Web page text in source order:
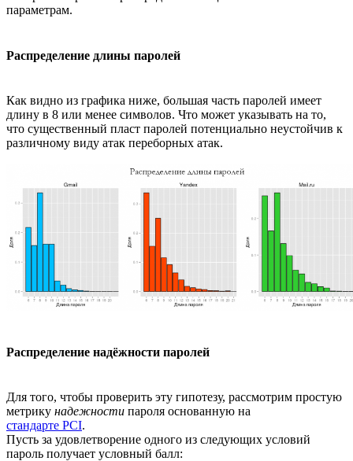
параметрам.
Распределение длины паролей
Как видно из графика ниже, большая часть паролей имеет
длину в 8 или менее символов. Что может указывать на то,
что существенный пласт паролей потенциально неустойчив к
различному виду атак переборных атак.
Распределение надёжности паролей
Для того, чтобы проверить эту гипотезу, рассмотрим простую
метрику надежности пароля основанную на
стандарте PCI.
Пусть за удовлетворение одного из следующих условий
пароль получает условный балл: